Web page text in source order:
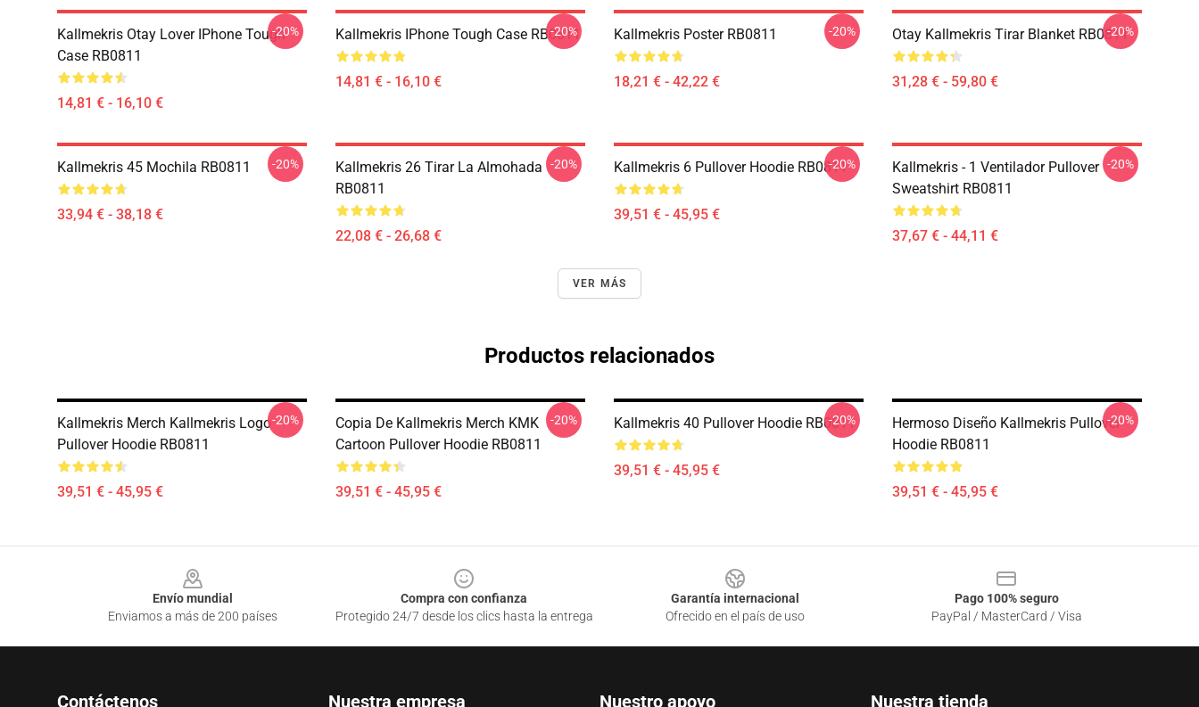
Kallmekris Otay Lover IPhone Tough
Case RB0811
14,81 € - 16,10 €
-20% Kallmekris IPhone Tough Case RB0811
14,81 € - 16,10 €
-20% Kallmekris Poster RB0811
18,21 € - 42,22 €
-20% Otay Kallmekris Tirar Blanket RB0811
31,28 € - 59,80 €
-20%
Kallmekris 45 Mochila RB0811
33,94 € - 38,18 €
-20%
Kallmekris 26 Tirar La Almohada
RB0811
22,08 € - 26,68 €
-20% Kallmekris 6 Pullover Hoodie RB0811
39,51 € - 45,95 €
-20%
Kallmekris - 1 Ventilador Pullover
Sweatshirt RB0811
37,67 € - 44,11 €
-20%
VER MÁS
Productos relacionados
Kallmekris Merch Kallmekris Logo
Pullover Hoodie RB0811
39,51 € - 45,95 €
-20%
Copia De Kallmekris Merch KMK
Cartoon Pullover Hoodie RB0811
39,51 € - 45,95 €
-20% Kallmekris 40 Pullover Hoodie RB0811
39,51 € - 45,95 €
-20%
Hermoso Diseño Kallmekris Pullover
Hoodie RB0811
39,51 € - 45,95 €
-20%
Envío mundial
Enviamos a más de 200 países
Compra con confianza
Protegido 24/7 desde los clics hasta la entrega
Garantía internacional
Ofrecido en el país de uso
Pago 100% seguro
PayPal / MasterCard / Visa
Contáctenos Nuestra empresa Nuestro apoyo Nuestra tienda